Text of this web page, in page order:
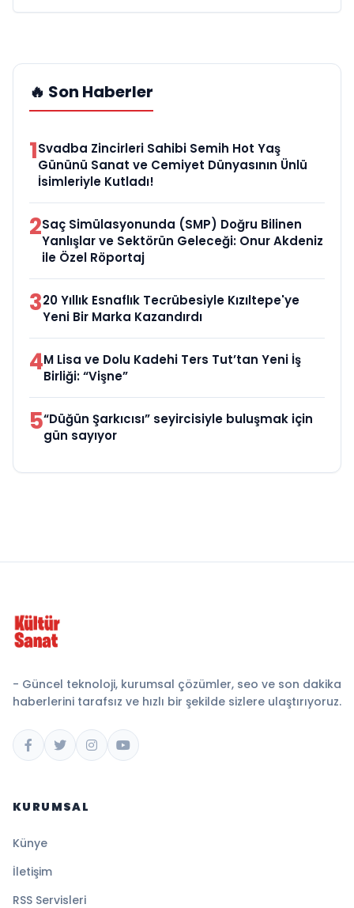
🔥 Son Haberler
1Svadba Zincirleri Sahibi Semih Hot Yaş
Gününü Sanat ve Cemiyet Dünyasının Ünlü
İsimleriyle Kutladı!
2Saç Simülasyonunda (SMP) Doğru Bilinen
Yanlışlar ve Sektörün Geleceği: Onur Akdeniz
ile Özel Röportaj
320 Yıllık Esnaflık Tecrübesiyle Kızıltepe'ye
Yeni Bir Marka Kazandırdı
4M Lisa ve Dolu Kadehi Ters Tut’tan Yeni İş
Birliği: “Vişne”
5“Düğün Şarkıcısı” seyircisiyle buluşmak için
gün sayıyor
- Güncel teknoloji, kurumsal çözümler, seo ve son dakika
haberlerini tarafsız ve hızlı bir şekilde sizlere ulaştırıyoruz.
KURUMSAL
Künye
İletişim
RSS Servisleri